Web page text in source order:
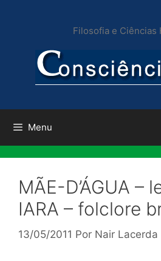
conteúdo
Filosofia e Ciências
Menu
MÃE-D’ÁGUA –
IARA – folclore
13/05/2011 Por Nair